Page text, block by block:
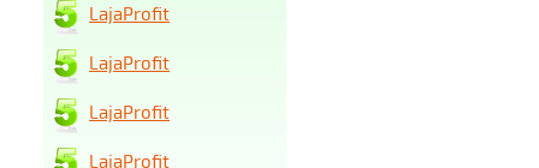
LajaProfit
LajaProfit
LajaProfit
LajaProfit